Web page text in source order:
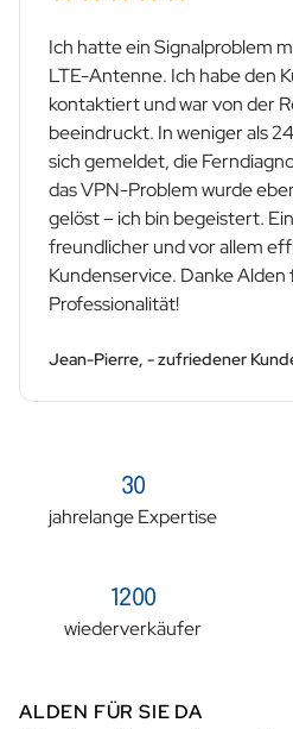
Ich hatte ein Signalproblem
LTE-Antenne. Ich habe den
kontaktiert und war von der
beeindruckt. In weniger als
sich gemeldet, die
das VPN-Problem wurde
gelöst – ich bin begeistert.
freundlicher und vor allem
Kundenservice. Danke Alden
Professionalität!
Jean-Pierre, - zufriedener
30
jahrelange Expertise
1200
wiederverkäufer
ALDEN FÜR SIE DA